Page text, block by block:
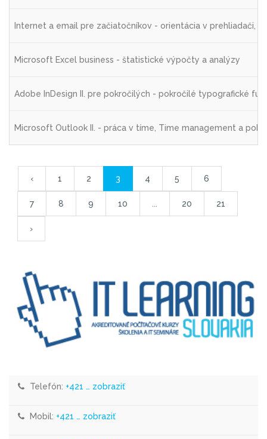
Internet a email pre začiatočníkov - orientácia v prehliadači,
Microsoft Excel business - štatistické výpočty a analýzy
Adobe InDesign II. pre pokročilých - pokročilé typografické
Microsoft Outlook II. - práca v tíme, Time management a
‹ 1 2 3 4 5 6
7 8 9 10 20 21
›
Telefón: +421 … zobraziť
Mobil: +421 … zobraziť